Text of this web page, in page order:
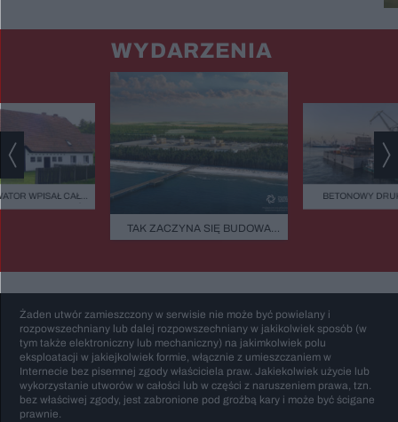
WYDARZENIA
WPISAŁ CAŁĄ
ZABYTKÓW.
TAK ZACZYNA SIĘ BUDOWA
STULECIA. NA POMORZU
ATOMU
BETONOWY
BAŁTYKU. TA
Żaden utwór zamieszczony w serwisie nie może być powielany i
rozpowszechniany lub dalej rozpowszechniany w jakikolwiek sposób (w
tym także elektroniczny lub mechaniczny) na jakimkolwiek polu
eksploatacji w jakiejkolwiek formie, włącznie z umieszczaniem w
Internecie bez pisemnej zgody właściciela praw. Jakiekolwiek użycie lub
wykorzystanie utworów w całości lub w części z naruszeniem prawa, tzn.
bez właściwej zgody, jest zabronione pod groźbą kary i może być ścigane
prawnie.